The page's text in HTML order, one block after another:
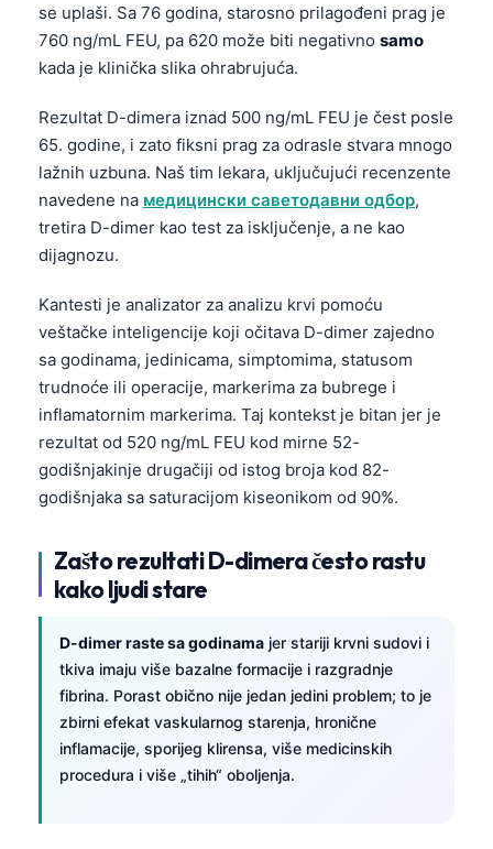
se uplaši. Sa 76 godina, starosno prilagođeni prag je
760 ng/mL FEU, pa 620 može biti negativno samo
kada je klinička slika ohrabrujuća.
Rezultat D-dimera iznad 500 ng/mL FEU je čest posle
65. godine, i zato fiksni prag za odrasle stvara mnogo
lažnih uzbuna. Naš tim lekara, uključujući recenzente
navedene na медицински саветодавни одбор,
tretira D-dimer kao test za isključenje, a ne kao
dijagnozu.
Kantesti je analizator za analizu krvi pomoću
veštačke inteligencije koji očitava D-dimer zajedno
sa godinama, jedinicama, simptomima, statusom
trudnoće ili operacije, markerima za bubrege i
inflamatornim markerima. Taj kontekst je bitan jer je
rezultat od 520 ng/mL FEU kod mirne 52-
godišnjakinje drugačiji od istog broja kod 82-
godišnjaka sa saturacijom kiseonikom od 90%.
Zašto rezultati D-dimera često rastu
kako ljudi stare
D-dimer raste sa godinama jer stariji krvni sudovi i
tkiva imaju više bazalne formacije i razgradnje
fibrina. Porast obično nije jedan jedini problem; to je
zbirni efekat vaskularnog starenja, hronične
inflamacije, sporijeg klirensa, više medicinskih
procedura i više „tihih“ oboljenja.